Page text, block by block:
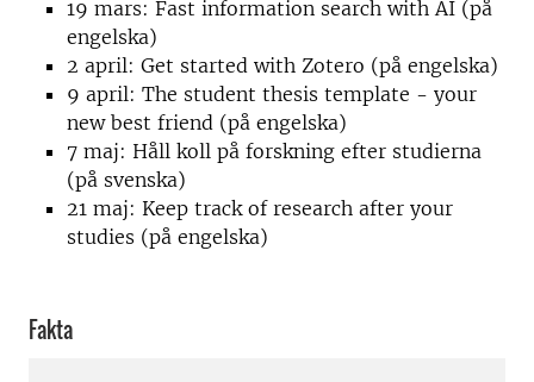
19 mars: Fast information search with AI (på
engelska)
2 april: Get started with Zotero (på engelska)
9 april: The student thesis template - your
new best friend (på engelska)
7 maj: Håll koll på forskning efter studierna
(på svenska)
21 maj: Keep track of research after your
studies (på engelska)
Fakta